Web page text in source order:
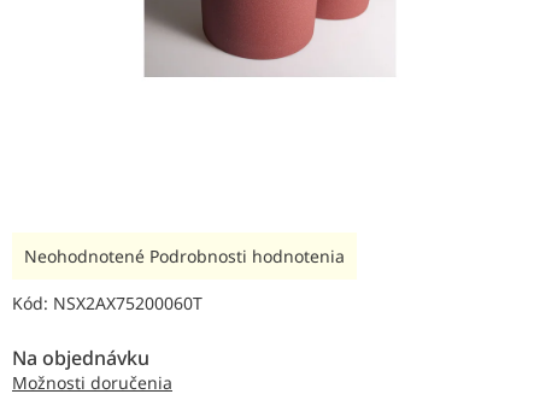
Kód: NSX2AX75200060T
Na objednávku
Možnosti doručenia
Priemerné
produktu
0,0
z
5
Neohodnotené Podrobnosti hodnotenia